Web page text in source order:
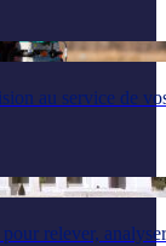
au service de
relever,